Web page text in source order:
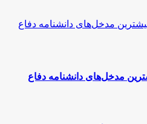
مدخل‌های دانشنامه دفاع